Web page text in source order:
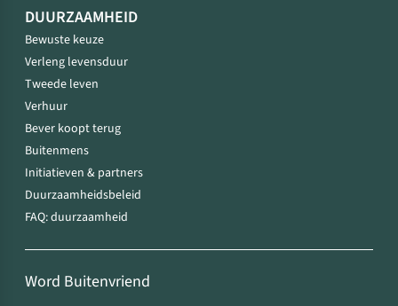
DUURZAAMHEID
Bewuste keuze
Verleng levensduur
Tweede leven
Verhuur
Bever koopt terug
Buitenmens
Initiatieven & partners
Duurzaamheidsbeleid
FAQ: duurzaamheid
Word Buitenvriend